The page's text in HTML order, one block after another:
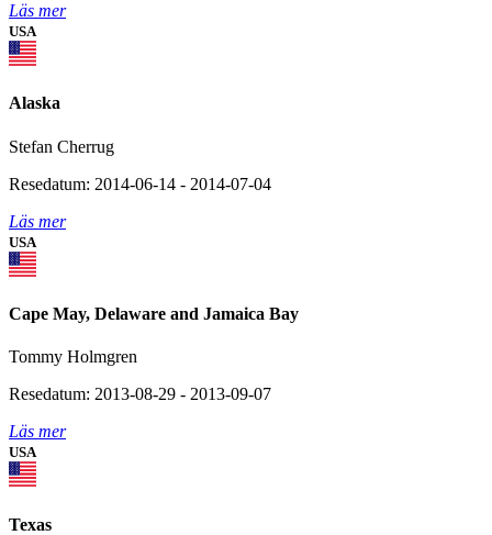
Läs mer
USA
Alaska
Stefan Cherrug
Resedatum: 2014-06-14 - 2014-07-04
Läs mer
USA
Cape May, Delaware and Jamaica Bay
Tommy Holmgren
Resedatum: 2013-08-29 - 2013-09-07
Läs mer
USA
Texas